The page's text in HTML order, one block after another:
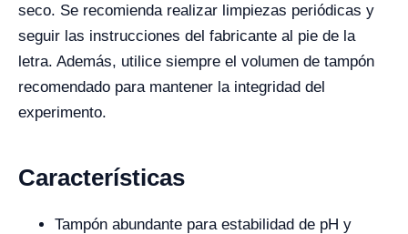
seco. Se recomienda realizar limpiezas periódicas y
seguir las instrucciones del fabricante al pie de la
letra. Además, utilice siempre el volumen de tampón
recomendado para mantener la integridad del
experimento.
Características
Tampón abundante para estabilidad de pH y